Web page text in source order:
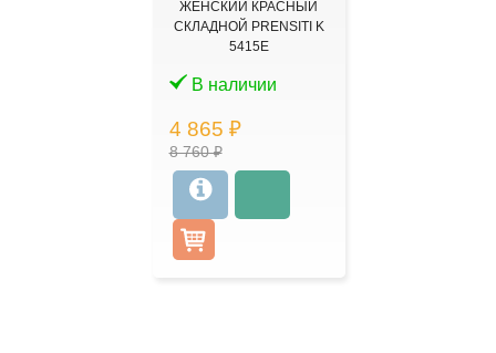
ЖЕНСКИЙ КРАСНЫЙ
СКЛАДНОЙ PRENSITI K
5415Е
В наличии
4 865 ₽
8 760 ₽